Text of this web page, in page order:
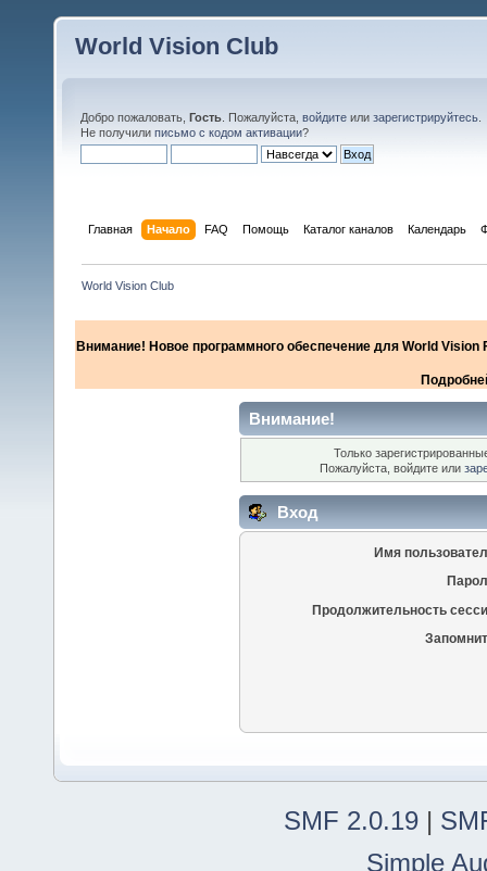
World Vision Club
Добро пожаловать, Гость . Пожалуйста, войдите или зарегистрируйтесь
Не получили письмо с кодом активации?
Главная Начало FAQ Помощь Каталог каналов Календарь
World Vision Club
Внимание! Новое программного обеспечение для World
Внимание!
Только
Пожалуйста, войдите или
Вход
Имя
Продолжительность
SMF 2.0.19 |
Simple